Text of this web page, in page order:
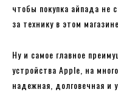
чтобы покупка айпада не
за технику в этом
Ну и самое главное
устройства Apple, на
надежная, долговечная и